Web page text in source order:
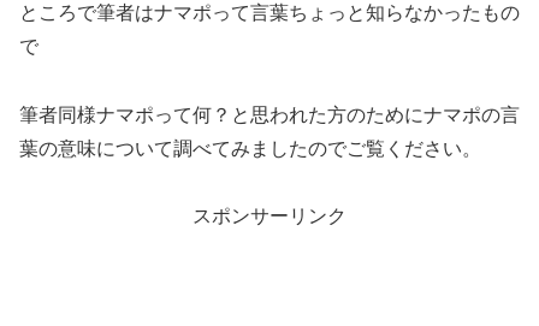
ところで筆者はナマポって言葉ちょっと知らなかったもの
で
筆者同様ナマポって何？と思われた方のためにナマポの言
葉の意味について調べてみましたのでご覧ください。
スポンサーリンク